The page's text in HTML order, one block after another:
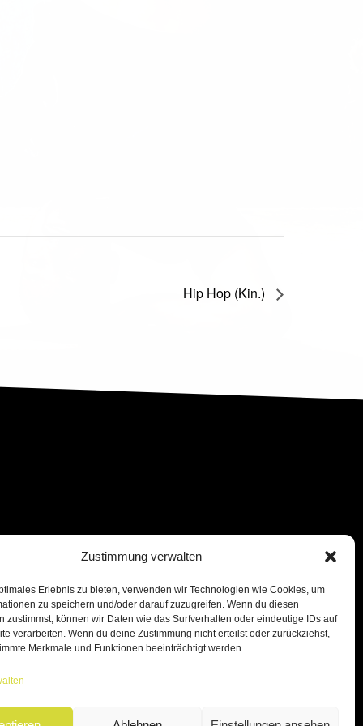
Zustimmung verwalten
Erlebnis zu bieten, verwenden wir Technologien wie Cookies, um
zu speichern und/oder darauf zuzugreifen. Wenn du diesen
zustimmst, können wir Daten wie das Surfverhalten oder eindeutige IDs auf
verarbeiten. Wenn du deine Zustimmung nicht erteilst oder zurückziehst,
Merkmale und Funktionen beeinträchtigt werden.
Hip Hop (Kin.)